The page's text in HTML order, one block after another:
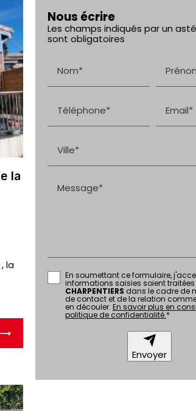
la
la
Nous écrire
Les champs indiqués par un
sont obligatoires
Nom*
Téléphone* Email*
Ville*
Message*
En soumettant ce formulaire,
informations saisies soient
CHARPENTIERS dans le cadre de
de contact et de la relation
en découler. En savoir plus en
politique de confidentialité.*
Envoyer